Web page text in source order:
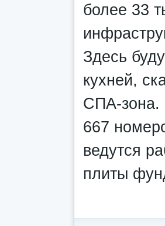
более 33
Здесь
кухней,
СПА-зона.
667
ведутся
плиты